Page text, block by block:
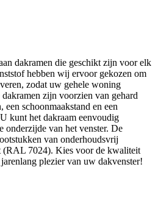
dakramen die geschikt zijn voor elk
hebben wij ervoor gekozen om
zodat uw gehele woning
zijn voorzien van gehard
schoonmaakstand en een
kunt het dakraam eenvoudig
onderzijde van het venster. De
van onderhoudsvrij
(RAL 7024). Kies voor de kwaliteit
plezier van uw dakvenster!